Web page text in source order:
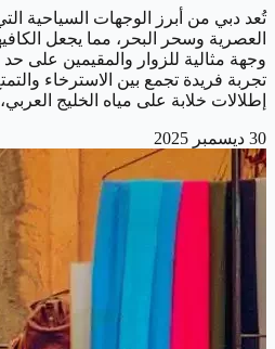
تُعد دبي من أبرز الوجهات السياحية
العصرية وسحر البحر، مما يجعل
وجهة مثالية للزوار والمقيمين على
تجربة فريدة تجمع بين الاسترخاء
إطلالات خلابة على مياه الخليج
30 ديسمبر 2025